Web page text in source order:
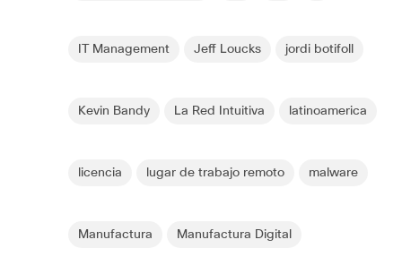
IT Management Jeff Loucks jordi botifoll
Kevin Bandy La Red Intuitiva latinoamerica
licencia lugar de trabajo remoto malware
Manufactura Manufactura Digital